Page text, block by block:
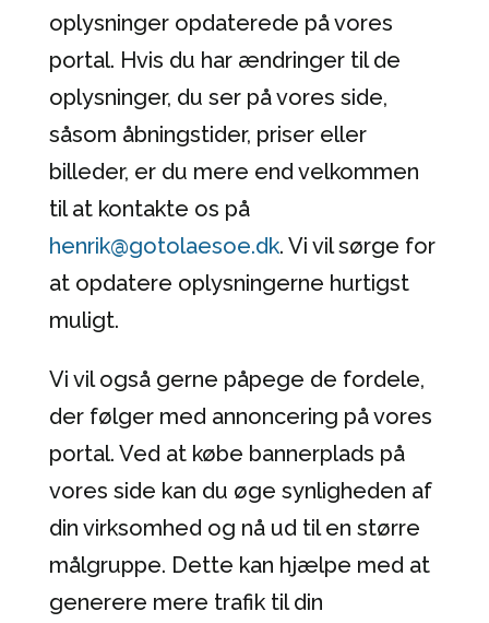
oplysninger opdaterede på vores
portal. Hvis du har ændringer til de
oplysninger, du ser på vores side,
såsom åbningstider, priser eller
billeder, er du mere end velkommen
til at kontakte os på
henrik@gotolaesoe.dk. Vi vil sørge for
at opdatere oplysningerne hurtigst
muligt.
Vi vil også gerne påpege de fordele,
der følger med annoncering på vores
portal. Ved at købe bannerplads på
vores side kan du øge synligheden af ​​
din virksomhed og nå ud til en større
målgruppe. Dette kan hjælpe med at
generere mere trafik til din